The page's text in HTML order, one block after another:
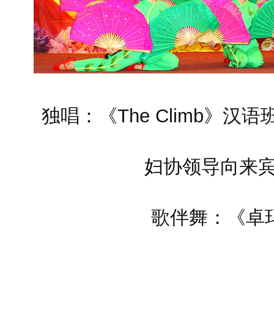
独唱：《The Climb》汉语
妇协领导向来
歌伴舞：《卓